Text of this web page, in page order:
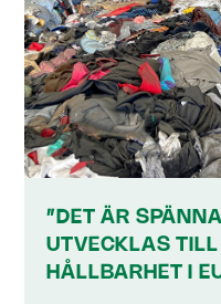
”DET ÄR
UTVECKLAS TILL
HÅLLBARHET I